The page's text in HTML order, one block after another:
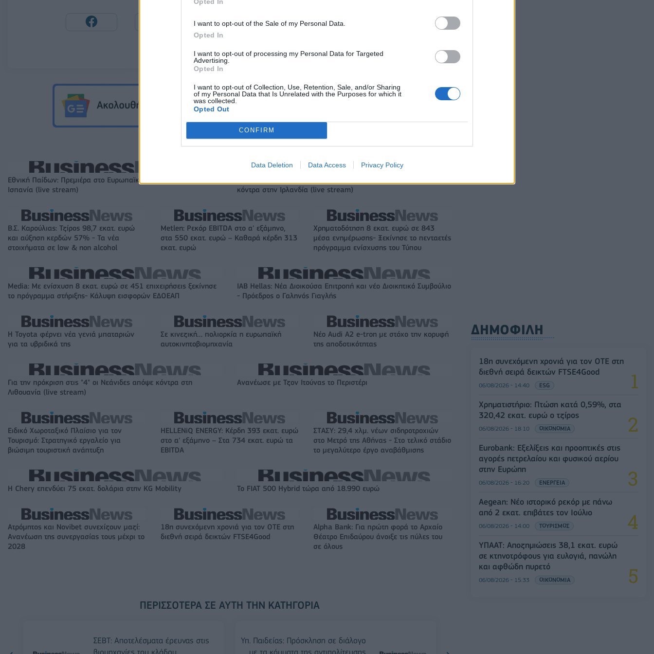
I want to opt-out of the Sale of my Personal Data.
Opted In
I want to opt-out of processing my Personal Data for Targeted
Advertising.
Opted In
I want to opt-out of Collection, Use, Retention, Sale, and/or Sharing
of my Personal Data that Is Unrelated with the Purposes for which it
was collected.
Opted Out
CONFIRM
Data Deletion Data Access Privacy Policy
Εθνική Παίδων: Πρεμιέρα στο Ευρωπαϊκό με αντίπαλο την
Ισπανία (live stream)
κόντρα στην Ιρλανδία (live stream)
Β.Σ. Καρούλιας: Τζίρος 98,7 εκατ. ευρώ
και αύξηση κερδών 57% - Τα νέα
στοιχήματα σε low & non alcohol
Metlen: Ρεκόρ EBITDA στο α' εξάμηνο,
στα 550 εκατ. ευρώ – Καθαρά κέρδη 313
εκατ. ευρώ
Χρηματοδότηση 8 εκατ. ευρώ σε 843
μέσα ενημέρωσης- Ξεκίνησε το πενταετές
πρόγραμμα ενίσχυσης του Τύπου
Media: Με ενίσχυση 8 εκατ. ευρώ σε 451 επιχειρήσεις ξεκίνησε
το πρόγραμμα στήριξης- Κάλυψη εισφορών ΕΔΟΕΑΠ
IAB Hellas: Νέα Διοικούσα Επιτροπή και νέο Διοικητικό Συμβούλιο
- Πρόεδρος ο Γαληνός Γιαγλής
Η Toyota φέρνει νέα γενιά μπαταριών
για τα υβριδικά της
Σε κινεζική… πολιορκία η ευρωπαϊκή
αυτοκινητοβιομηχανία
Νέο Audi A2 e-tron με στόχο την κορυφή
της αποδοτικότητας
Για την πρόκριση στις "4" οι Νεάνιδες απόψε κόντρα στη
Λιθουανία (live stream)
Ανανέωσε με Τζον Ιτούνας το Περιστέρι
Ειδικό Χωροταξικό Πλαίσιο για τον
Τουρισμό: Στρατηγικό εργαλείο για
βιώσιμη τουριστική ανάπτυξη
HELLENiQ ENERGY: Κέρδη 393 εκατ. ευρώ
στο α' εξάμηνο – Στα 734 εκατ. ευρώ τα
EBITDA
ΣΤΑΣΥ: 29,4 χλμ. νέων σιδηροτροχιών
στο Μετρό της Αθήνας - Στο τελικό στάδιο
το μεγαλύτερο έργο αναβάθμισης
Η Chery επενδύει 75 εκατ. δολάρια στην KG Mobility Το FIAT 500 Hybrid τώρα από 18.990 ευρώ
Ατρόμητος και Novibet συνεχίζουν μαζί:
Ανανέωση της συνεργασίας τους μέχρι το
2028
18η συνεχόμενη χρονιά για τον ΟΤΕ στη
διεθνή σειρά δεικτών FTSE4Good
Alpha Bank: Για πρώτη φορά το Αρχαίο
Θέατρο Επιδαύρου άνοιξε τις πύλες του
σε όλους
ΠΕΡΙΣΣΌΤΕΡΑ ΣΕ ΑΥΤΉ ΤΗΝ ΚΑΤΗΓΟΡΊΑ
ΣΕΒΤ: Αποτελέσματα έρευνας στις
βιομηχανίες του κλάδου
Υπ. Παιδείας: Πρόσκληση σε διάλογο
με τα κόμματα της αντιπολίτευσης
ΔΗΜΟΦΙΛΗ
18η συνεχόμενη χρονιά για τον ΟΤΕ στη
διεθνή σειρά δεικτών FTSE4Good
06/08/2026 - 14:40 ESG
Χρηματιστήριο: Πτώση κατά 0,59%, στα
320,42 εκατ. ευρώ ο τζίρος
06/08/2026 - 18:10 ΟΙΚΟΝΟΜΙΑ
Eurobank: Εξελίξεις και προοπτικές στις
αγορές πετρελαίου και φυσικού αερίου
στην Ευρώπη
06/08/2026 - 16:20 ΕΝΕΡΓΕΙΑ
Aegean: Νέο ιστορικό ρεκόρ με πάνω
από 2 εκατ. επιβάτες τον Ιούλιο
06/08/2026 - 14:00 ΤΟΥΡΙΣΜΟΣ
ΥΠΑΑΤ: Αποζημιώσεις 38,1 εκατ. ευρώ
σε κτηνοτρόφους για ευλογιά, πανώλη
και αφθώδη πυρετό
06/08/2026 - 15:33 ΟΙΚΟΝΟΜΙΑ